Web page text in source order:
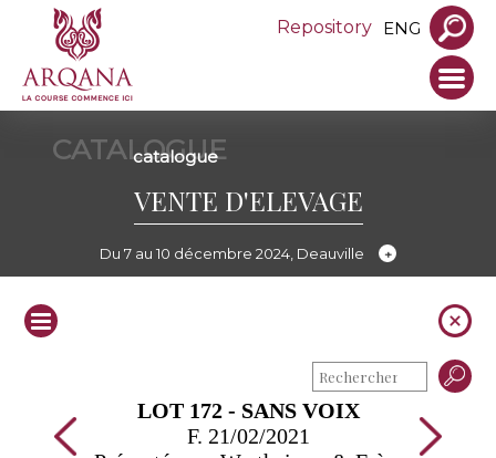
Repository ENG
CATALOGUE
catalogue
VENTE D'ELEVAGE
Du 7 au 10 décembre 2024, Deauville
LOT 172 - SANS VOIX
F. 21/02/2021